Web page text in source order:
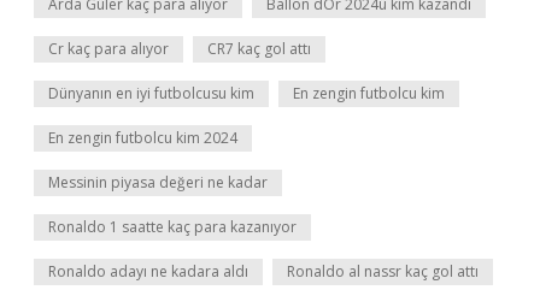
Arda Güler kaç para alıyor Ballon dOr 2024ü kim kazandı
Cr kaç para alıyor CR7 kaç gol attı
Dünyanın en iyi futbolcusu kim En zengin futbolcu kim
En zengin futbolcu kim 2024
Messinin piyasa değeri ne kadar
Ronaldo 1 saatte kaç para kazanıyor
Ronaldo adayı ne kadara aldı Ronaldo al nassr kaç gol attı